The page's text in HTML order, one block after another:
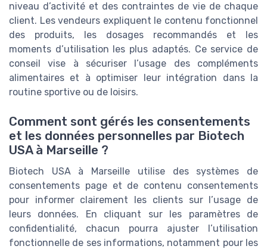
niveau d’activité et des contraintes de vie de chaque
client. Les vendeurs expliquent le contenu fonctionnel
des produits, les dosages recommandés et les
moments d’utilisation les plus adaptés. Ce service de
conseil vise à sécuriser l’usage des compléments
alimentaires et à optimiser leur intégration dans la
routine sportive ou de loisirs.
Comment sont gérés les consentements
et les données personnelles par Biotech
USA à Marseille ?
Biotech USA à Marseille utilise des systèmes de
consentements page et de contenu consentements
pour informer clairement les clients sur l’usage de
leurs données. En cliquant sur les paramètres de
confidentialité, chacun pourra ajuster l’utilisation
fonctionnelle de ses informations, notamment pour les